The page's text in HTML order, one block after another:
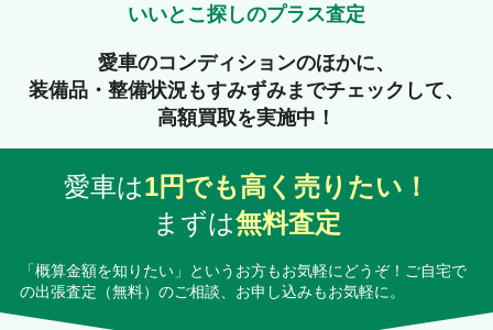
いいとこ探しのプラス査定
愛車のコンディションのほかに、
装備品・整備状況もすみずみまでチェックして、
高額買取を実施中！
愛車は1円でも高く売りたい！
まずは無料査定
「概算金額を知りたい」というお方もお気軽にどうぞ！ご自宅で
の出張査定（無料）のご相談、お申し込みもお気軽に。